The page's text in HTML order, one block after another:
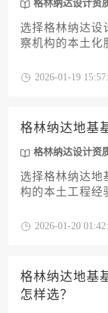
格林纳达设计资
选择格林纳达设
察机构的本土化
化程度以及售后
2026-01-19
格林纳达地基
格林纳达设计资
选择格林纳达地
构的本土工程经
殊地质条件与建
2026-01-20
格林纳达地基
怎样选？